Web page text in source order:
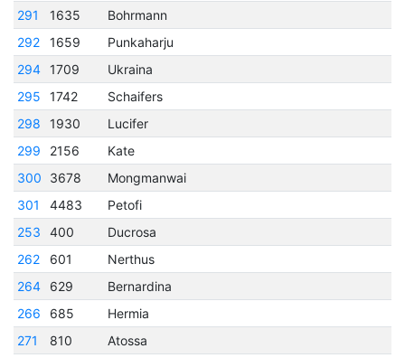
291
1635
Bohrmann
292
1659
Punkaharju
294
1709
Ukraina
295
1742
Schaifers
298
1930
Lucifer
299
2156
Kate
300
3678
Mongmanwai
301
4483
Petofi
253
400
Ducrosa
262
601
Nerthus
264
629
Bernardina
266
685
Hermia
271
810
Atossa